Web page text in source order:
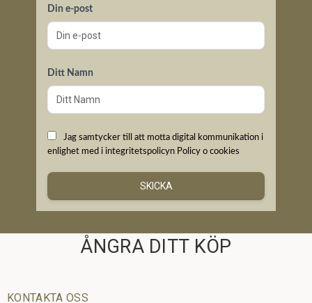
Din e-post
Ditt Namn
Jag samtycker till att motta digital kommunikation i
enlighet med i integritetspolicyn Policy o cookies
SKICKA
ÅNGRA DITT KÖP
KONTAKTA OSS